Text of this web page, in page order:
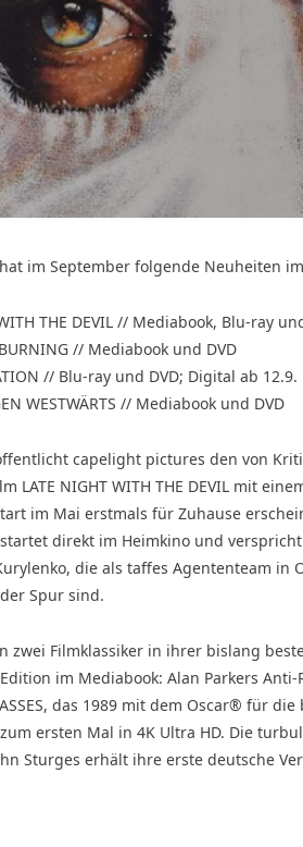
im September folgende Neuheiten
THE DEVIL // Mediabook, Blu-ray
// Mediabook und DVD
// Blu-ray und DVD; Digital ab 12.9.
WESTWÄRTS // Mediabook und DVD
capelight pictures den von
LATE NIGHT WITH THE DEVIL mit
im Mai erstmals für Zuhause
startet direkt im Heimkino und
die als taffes Agententeam in
Spur sind.
zwei Filmklassiker in ihrer bislang
im Mediabook: Alan Parkers Anti-
das 1989 mit dem Oscar® für
ersten Mal in 4K Ultra HD. Die
Sturges erhält ihre erste deutsche